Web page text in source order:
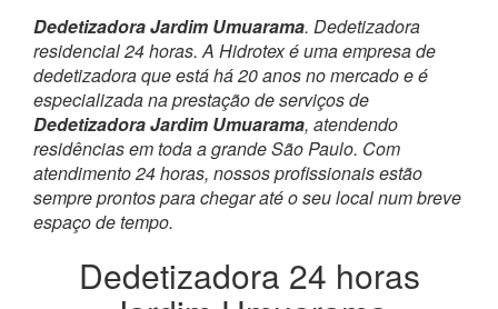
Dedetizadora Jardim Umuarama. Dedetizadora
residencial 24 horas. A Hidrotex é uma empresa de
dedetizadora que está há 20 anos no mercado e é
especializada na prestação de serviços de
Dedetizadora Jardim Umuarama, atendendo
residências em toda a grande São Paulo. Com
atendimento 24 horas, nossos profissionais estão
sempre prontos para chegar até o seu local num breve
espaço de tempo.
Dedetizadora 24 horas